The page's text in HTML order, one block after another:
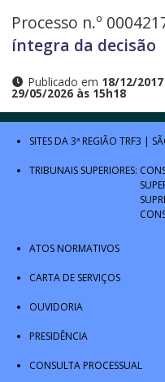
Processo n.º
íntegra da decisão
Publicado em 18/12/
29/05/2026 às 15h18
SITES DA 3ª REGIÃO TRF3 |
TRIBUNAIS SUPERIORES:
ATOS NORMATIVOS
CARTA DE SERVIÇOS
OUVIDORIA
PRESIDÊNCIA
CONSULTA PROCESSUAL